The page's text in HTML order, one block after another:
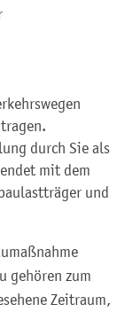
durch Sie als
mit dem
und
gehören zum
Zeitraum,